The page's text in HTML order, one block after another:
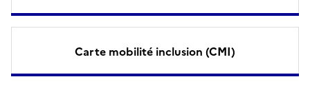
Carte mobilité inclusion (CMI)